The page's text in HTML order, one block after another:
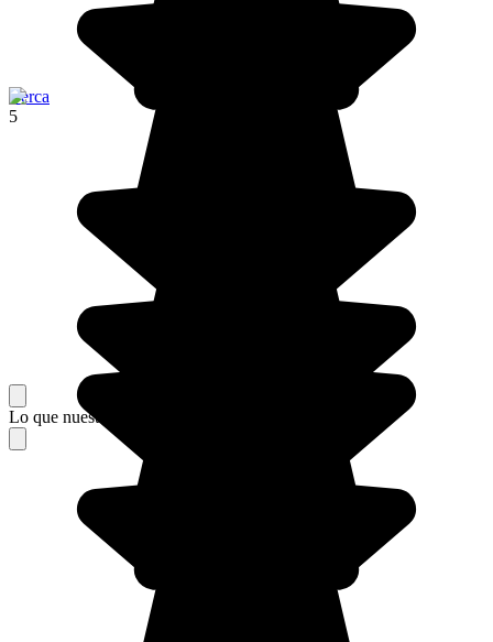
Berca
5
Lo que nuestros viajeros piensan de su estancia